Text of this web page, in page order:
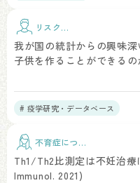
リスク因
我が国の統計からの興味
子供を作ることができるの
# 疫学研究・データベース
不育症につい
Th1/Th2比測定は不妊治
Immunol. 2021)